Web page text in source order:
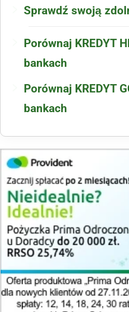
Sprawdź swoją
Porównaj KREDYT
bankach
Porównaj KREDYT
bankach